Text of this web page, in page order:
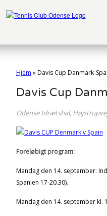
Hjem »Davis Cup Danmark-
Davis Cup
Odense Idrætshal,
Foreløbigt program:
Mandag den 14. september:
Spanien 17-20.30).
Mandag den 14. september kl.